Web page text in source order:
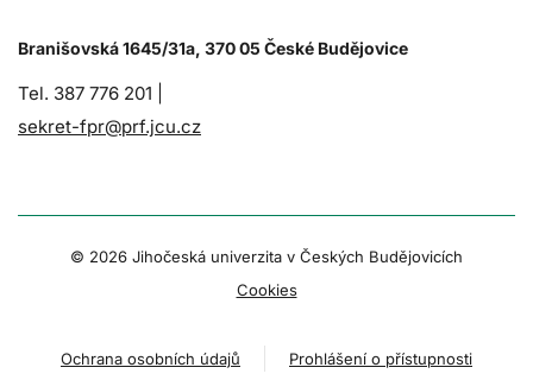
Branišovská 1645/31a, 370 05 České Budějovice
Tel. 387 776 201 |
sekret-fpr@prf.jcu.cz
© 2026 Jihočeská univerzita v Českých Budějovicích
Cookies
Ochrana osobních údajů Prohlášení o přístupnosti